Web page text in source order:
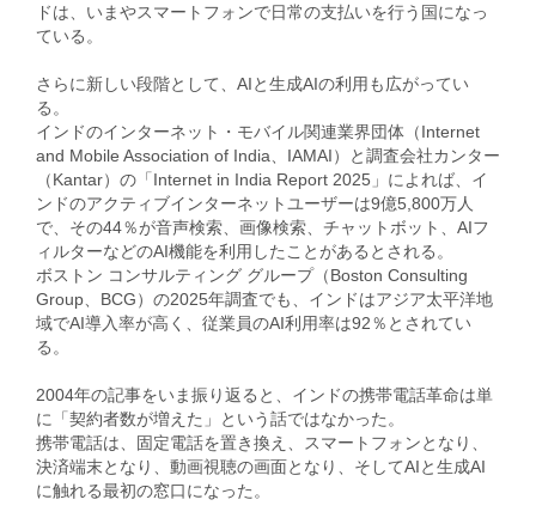
ドは、いまやスマートフォンで日常の支払いを行う国になっ
ている。
さらに新しい段階として、AIと生成AIの利用も広がってい
る。
インドのインターネット・モバイル関連業界団体（Internet
and Mobile Association of India、IAMAI）と調査会社カンター
（Kantar）の「Internet in India Report 2025」によれば、イ
ンドのアクティブインターネットユーザーは9億5,800万人
で、その44％が音声検索、画像検索、チャットボット、AIフ
ィルターなどのAI機能を利用したことがあるとされる。
ボストン コンサルティング グループ（Boston Consulting
Group、BCG）の2025年調査でも、インドはアジア太平洋地
域でAI導入率が高く、従業員のAI利用率は92％とされてい
る。
2004年の記事をいま振り返ると、インドの携帯電話革命は単
に「契約者数が増えた」という話ではなかった。
携帯電話は、固定電話を置き換え、スマートフォンとなり、
決済端末となり、動画視聴の画面となり、そしてAIと生成AI
に触れる最初の窓口になった。